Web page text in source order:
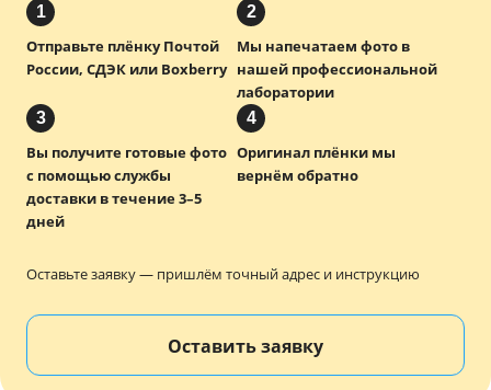
1
Отправьте плёнку Почтой
России, СДЭК или Boxberry
2
Мы напечатаем фото в
нашей профессиональной
лаборатории
3
Вы получите готовые фото
с помощью службы
доставки в течение 3–5
дней
4
Оригинал плёнки мы
вернём обратно
Оставьте заявку — пришлём точный адрес и инструкцию
Оставить заявку